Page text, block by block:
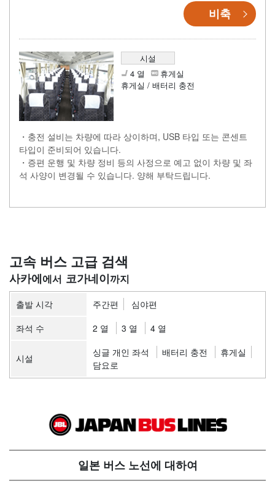
비축
시설
4 열
휴게실
휴게실 / 배터리 충전
・충전 설비는 차량에 따라 상이하며, USB 타입 또는 콘센트
타입이 준비되어 있습니다.
・증편 운행 및 차량 정비 등의 사정으로 예고 없이 차량 및 좌
석 사양이 변경될 수 있습니다. 양해 부탁드립니다.
고속 버스 고급 검색
사카에 코가네이
출발 시각 주간편
심야편
좌석 수
2 열 3 열 4 열
시설 싱글 개인 좌석 배터리 충전
휴게실
담요로
일본 버스 노선에 대하여